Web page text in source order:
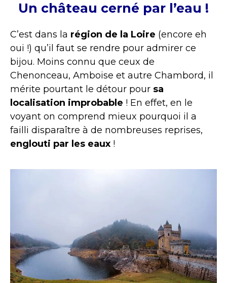
Un château cerné par l’eau !
C’est dans la région de la Loire (encore eh
oui !) qu’il faut se rendre pour admirer ce
bijou. Moins connu que ceux de
Chenonceau, Amboise et autre Chambord, il
mérite pourtant le détour pour sa
localisation improbable ! En effet, en le
voyant on comprend mieux pourquoi il a
failli disparaître à de nombreuses reprises,
englouti par les eaux !